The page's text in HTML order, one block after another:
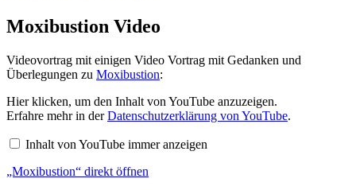
Moxibustion Video
Videovortrag mit einigen Video Vortrag mit Gedanken und
Überlegungen zu Moxibustion:
„Moxibustion“
von
YouTube
Hier klicken, um den Inhalt von YouTube anzuzeigen.
Erfahre mehr in derDatenschutzerklärung von YouTube.
Inhalt von YouTube immer anzeigen
„Moxibustion“ direkt öffnen